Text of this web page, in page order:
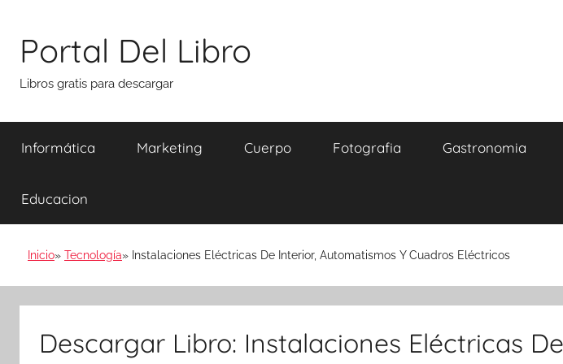
contenido
Portal Del Libro
Libros gratis para descargar
Informática Marketing Cuerpo Fotografia Gastronomia
Educacion
Inicio Tecnología Instalaciones Eléctricas De Interior, Automatismos Y Cuadros Eléctricos
Descargar Libro: Instalaciones Eléctricas